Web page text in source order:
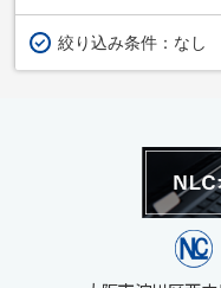
絞り込み条件： なし